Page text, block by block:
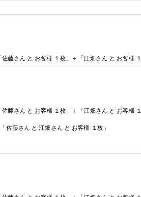
佐藤さん と お客様 １枚」＋「江畑さん と お客様１
佐藤さん と お客様 １枚」＋「江畑さん と お客様１
「 佐藤さん と江畑さん と お客様 １枚」